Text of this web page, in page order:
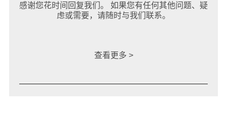
感谢您花时间回复我们。 如果您有任何其他问题、疑
虑或需要，请随时与我们联系。
查看更多 >